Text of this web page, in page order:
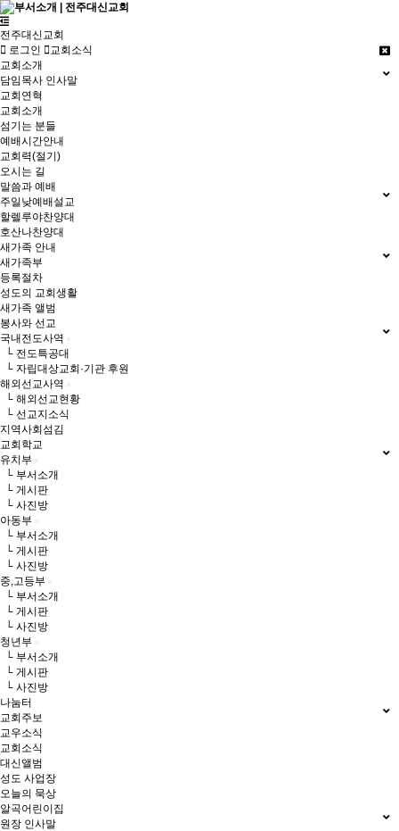
전주대신교회
로그인
교회소식
교회소개
담임목사 인사말
교회연혁
교회소개
섬기는 분들
예배시간안내
교회력(절기)
오시는 길
말씀과 예배
주일낮예배설교
할렐루야찬양대
호산나찬양대
새가족 안내
새가족부
등록절차
성도의 교회생활
새가족 앨범
봉사와 선교
국내전도사역
└ 전도특공대
└ 자립대상교회·기관 후원
해외선교사역
└ 해외선교현황
└ 선교지소식
지역사회섬김
교회학교
유치부
└ 부서소개
└ 게시판
└ 사진방
아동부
└ 부서소개
└ 게시판
└ 사진방
중,고등부
└ 부서소개
└ 게시판
└ 사진방
청년부
└ 부서소개
└ 게시판
└ 사진방
나눔터
교회주보
교우소식
교회소식
대신앨범
성도 사업장
오늘의 묵상
알곡어린이집
원장 인사말